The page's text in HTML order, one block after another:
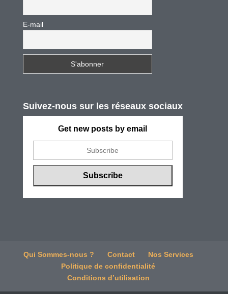
E-mail
Suivez-nous sur les réseaux sociaux
Get new posts by email
Qui Sommes-nous ? Contact
Nos Services
Politique de confidentialité
Conditions d’utilisation